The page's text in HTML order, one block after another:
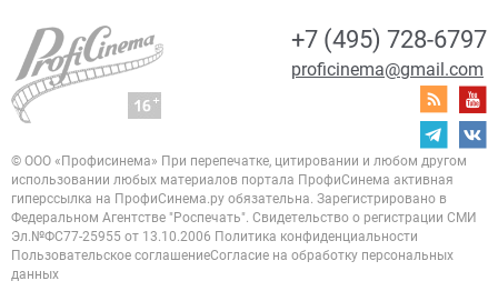
+7 (495) 728-6797
proficinema@gmail.com
© ООО «Профисинема» При перепечатке, цитировании и любом другом
использовании любых материалов портала ПрофиСинема активная
гиперссылка на ПрофиСинема.ру обязательна. Зарегистрировано в
Федеральном Агентстве "Роспечать". Свидетельство о регистрации СМИ
Эл.№ФС77-25955 от 13.10.2006 Политика конфиденциальности
Пользовательское соглашениеСогласие на обработку персональных
данных